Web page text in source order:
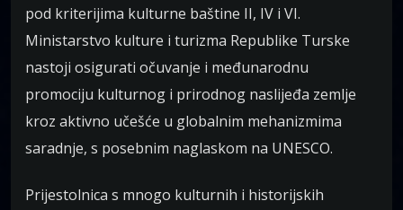
pod kriterijima kulturne baštine II, IV i VI.
Ministarstvo kulture i turizma Republike Turske
nastoji osigurati očuvanje i međunarodnu
promociju kulturnog i prirodnog naslijeđa zemlje
kroz aktivno učešće u globalnim mehanizmima
saradnje, s posebnim naglaskom na UNESCO.
Prijestolnica s mnogo kulturnih i historijskih